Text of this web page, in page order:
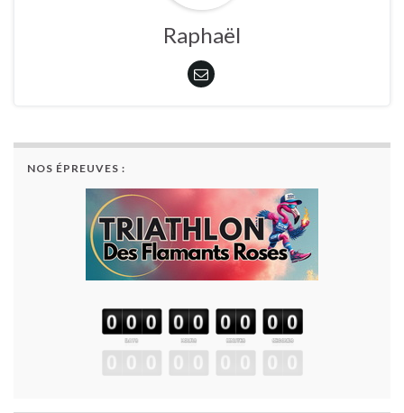
Raphaël
NOS ÉPREUVES :